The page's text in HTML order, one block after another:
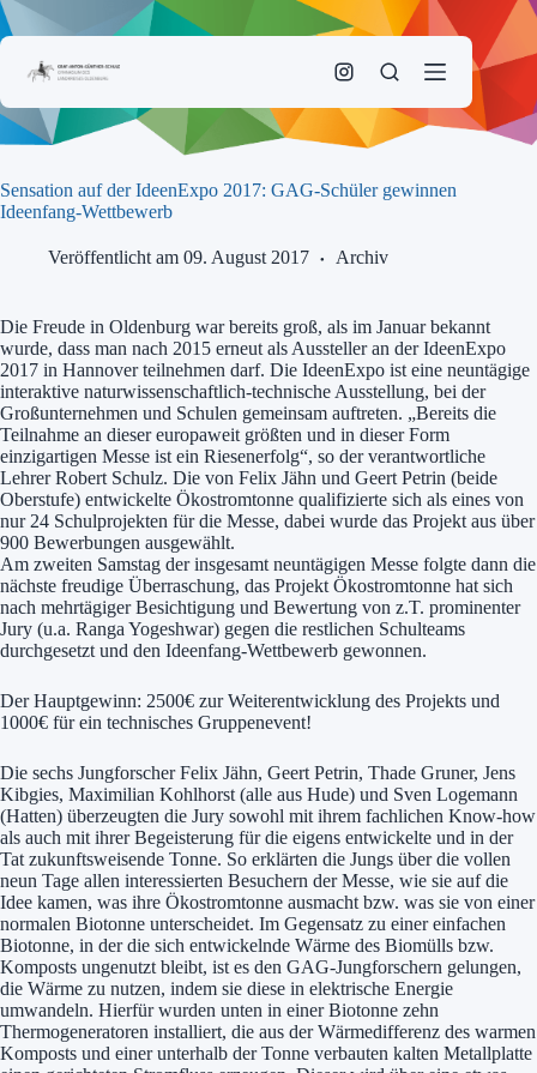
Zum
Inhalt
Sensation auf der IdeenExpo 2017: GAG-Schüler gewinnen
Ideenfang-Wettbewerb
Veröffentlicht am 09. August 2017 Archiv
Die Freude in Oldenburg war bereits groß, als im Januar bekannt
wurde, dass man nach 2015 erneut als Aussteller an der IdeenExpo
2017 in Hannover teilnehmen darf. Die IdeenExpo ist eine neuntägige
interaktive naturwissenschaftlich-technische Ausstellung, bei der
Großunternehmen und Schulen gemeinsam auftreten. „Bereits die
Teilnahme an dieser europaweit größten und in dieser Form
einzigartigen Messe ist ein Riesenerfolg“, so der verantwortliche
Lehrer Robert Schulz. Die von Felix Jähn und Geert Petrin (beide
Oberstufe) entwickelte Ökostromtonne qualifizierte sich als eines von
nur 24 Schulprojekten für die Messe, dabei wurde das Projekt aus über
900 Bewerbungen ausgewählt.
Am zweiten Samstag der insgesamt neuntägigen Messe folgte dann die
nächste freudige Überraschung, das Projekt Ökostromtonne hat sich
nach mehrtägiger Besichtigung und Bewertung von z.T. prominenter
Jury (u.a. Ranga Yogeshwar) gegen die restlichen Schulteams
durchgesetzt und den Ideenfang-Wettbewerb gewonnen.
Der Hauptgewinn: 2500€ zur Weiterentwicklung des Projekts und
1000€ für ein technisches Gruppenevent!
Die sechs Jungforscher Felix Jähn, Geert Petrin, Thade Gruner, Jens
Kibgies, Maximilian Kohlhorst (alle aus Hude) und Sven Logemann
(Hatten) überzeugten die Jury sowohl mit ihrem fachlichen Know-how
als auch mit ihrer Begeisterung für die eigens entwickelte und in der
Tat zukunftsweisende Tonne. So erklärten die Jungs über die vollen
neun Tage allen interessierten Besuchern der Messe, wie sie auf die
Idee kamen, was ihre Ökostromtonne ausmacht bzw. was sie von einer
normalen Biotonne unterscheidet. Im Gegensatz zu einer einfachen
Biotonne, in der die sich entwickelnde Wärme des Biomülls bzw.
Komposts ungenutzt bleibt, ist es den GAG-Jungforschern gelungen,
die Wärme zu nutzen, indem sie diese in elektrische Energie
umwandeln. Hierfür wurden unten in einer Biotonne zehn
Thermogeneratoren installiert, die aus der Wärmedifferenz des warmen
Komposts und einer unterhalb der Tonne verbauten kalten Metallplatte